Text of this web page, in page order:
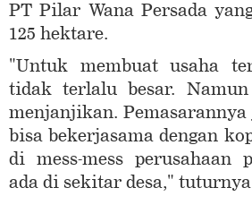
PT Pilar Wana Persada
125 hektare.
"Untuk membuat usaha
tidak terlalu besar.
menjanjikan.
bisa bekerjasama dengan
di mess-mess perusahaan
ada di sekitar desa,"